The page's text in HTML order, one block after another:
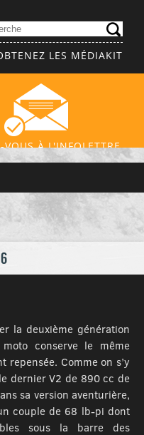
LES MÉDIAKIT
À L'INFOLETTRE
la deuxième génération
conserve le même
repensée. Comme on s’y
dernier V2 de 890 cc de
sa version aventurière,
couple de 68 lb-pi dont
sous la barre des